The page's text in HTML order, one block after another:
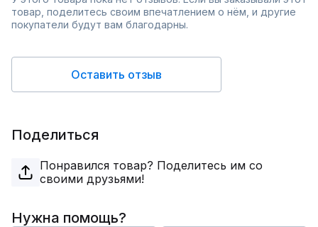
товар, поделитесь своим впечатлением о нём, и другие
покупатели будут вам благодарны.
Оставить отзыв
Поделиться
Понравился товар? Поделитесь им со
своими друзьями!
Нужна помощь?